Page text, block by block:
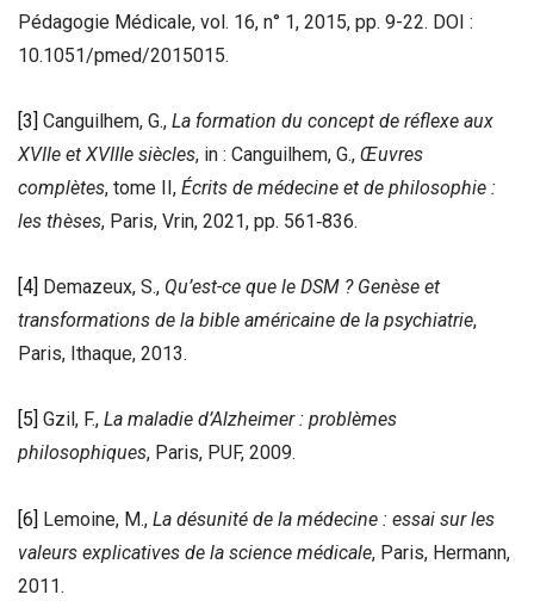
Pédagogie Médicale, vol. 16, n° 1, 2015, pp. 9-22. DOI :
10.1051/pmed/2015015.
[3] Canguilhem, G., La formation du concept de réflexe aux
XVIIe et XVIIIe siècles, in : Canguilhem, G., Œuvres
complètes, tome II, Écrits de médecine et de philosophie :
les thèses, Paris, Vrin, 2021, pp. 561‑836.
[4] Demazeux, S., Qu’est-ce que le DSM ? Genèse et
transformations de la bible américaine de la psychiatrie,
Paris, Ithaque, 2013.
[5] Gzil, F., La maladie d’Alzheimer : problèmes
philosophiques, Paris, PUF, 2009.
[6] Lemoine, M., La désunité de la médecine : essai sur les
valeurs explicatives de la science médicale, Paris, Hermann,
2011.